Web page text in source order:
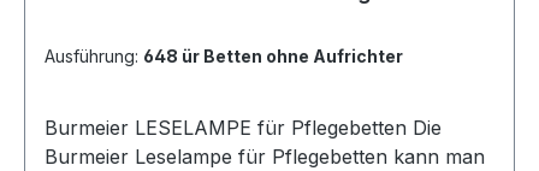
Innovative/wohnliche Optik • 24-Volt-
Ausführung: 648 ür Betten ohne Aufrichter
Burmeier LESELAMPE für Pflegebetten Die
Burmeier Leselampe für Pflegebetten kann man